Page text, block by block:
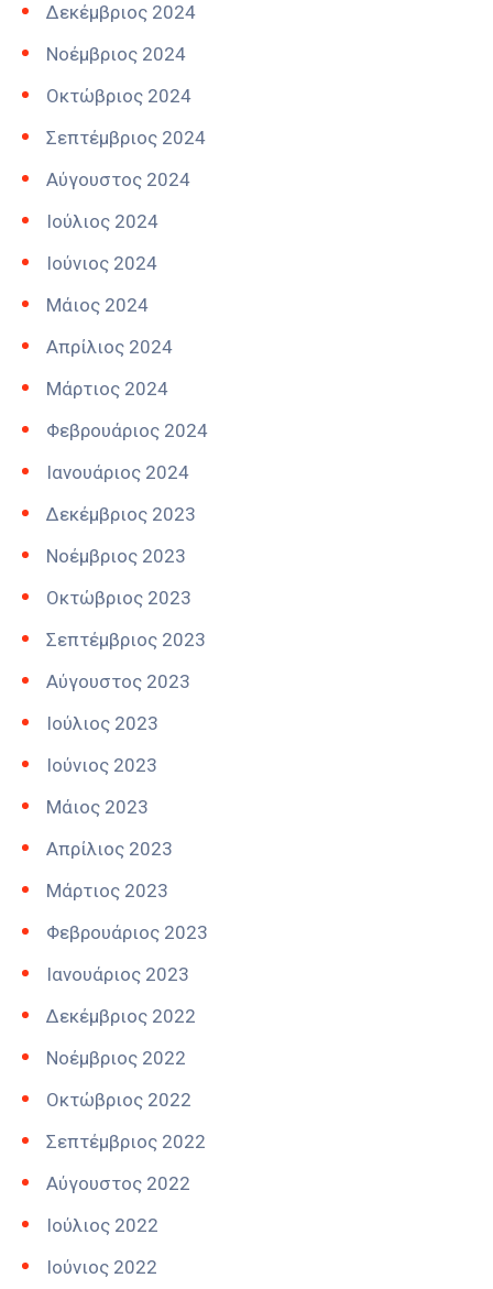
Δεκέμβριος 2024
Νοέμβριος 2024
Οκτώβριος 2024
Σεπτέμβριος 2024
Αύγουστος 2024
Ιούλιος 2024
Ιούνιος 2024
Μάιος 2024
Απρίλιος 2024
Μάρτιος 2024
Φεβρουάριος 2024
Ιανουάριος 2024
Δεκέμβριος 2023
Νοέμβριος 2023
Οκτώβριος 2023
Σεπτέμβριος 2023
Αύγουστος 2023
Ιούλιος 2023
Ιούνιος 2023
Μάιος 2023
Απρίλιος 2023
Μάρτιος 2023
Φεβρουάριος 2023
Ιανουάριος 2023
Δεκέμβριος 2022
Νοέμβριος 2022
Οκτώβριος 2022
Σεπτέμβριος 2022
Αύγουστος 2022
Ιούλιος 2022
Ιούνιος 2022